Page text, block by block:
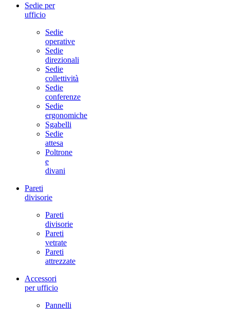
Sedie per
ufficio
Sedie
operative
Sedie
direzionali
Sedie
collettività
Sedie
conferenze
Sedie
ergonomiche
Sgabelli
Sedie
attesa
Poltrone
e
divani
Pareti
divisorie
Pareti
divisorie
Pareti
vetrate
Pareti
attrezzate
Accessori
per ufficio
Pannelli